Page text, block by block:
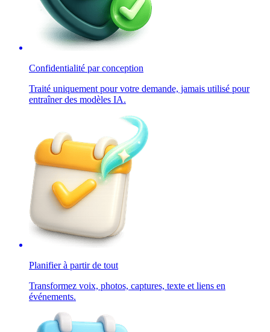
Confidentialité par conception
Traité uniquement pour votre demande, jamais utilisé pour
entraîner des modèles IA.
Planifier à partir de tout
Transformez voix, photos, captures, texte et liens en
événements.